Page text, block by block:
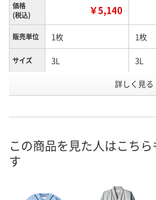
価格
(税込)
￥5,140
販売単位 1枚 1枚
サイズ 3L 3L
サーモン×ブラウン ミン
号
お届け日
詳しく見る
この商品を見た人はこち
す